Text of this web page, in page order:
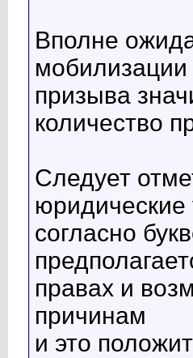
Вполне
призыва
количество
Следует
юридические
согласно
правах и
причинам
и это